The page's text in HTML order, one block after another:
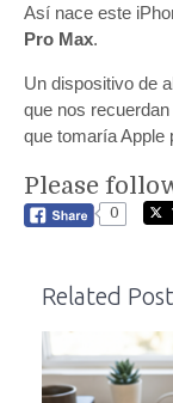
Así nace este
Pro Max.
Un dispositivo de
que nos
que tomaría Apple
Please
0
Related